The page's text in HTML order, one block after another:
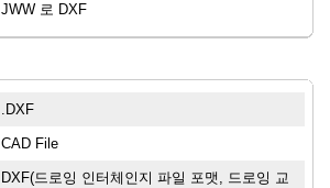
JWW 로 DXF
.DXF
CAD File
DXF(드로잉 인터체인지 파일 포맷, 드로잉 교